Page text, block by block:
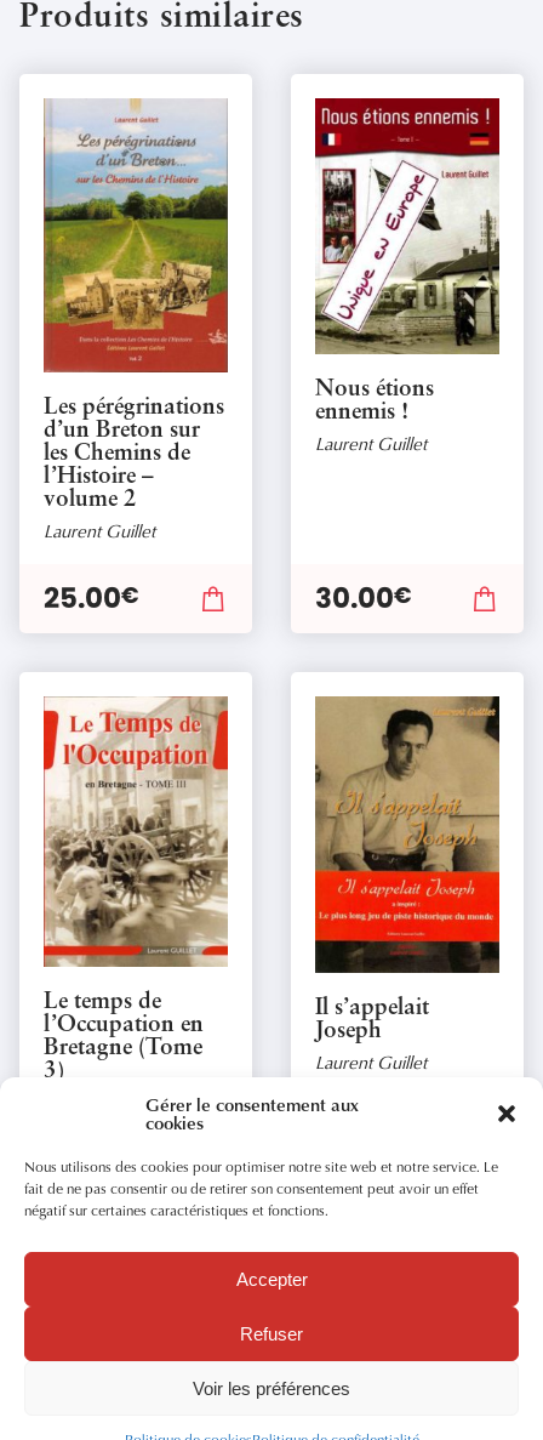
Gérer le consentement aux
cookies
Nous utilisons des cookies pour optimiser notre site web et notre service. Le
fait de ne pas consentir ou de retirer son consentement peut avoir un effet
négatif sur certaines caractéristiques et fonctions.
Accepter
Refuser
Voir les préférences
Produits similaires
Les pérégrinations
d’un Breton sur
les Chemins de
l’Histoire –
volume 2
Laurent Guillet
25.00€
Nous étions
ennemis !
Laurent Guillet
30.00€
Le temps de
l’Occupation en
Bretagne (Tome
3)
Laurent Guillet
25.00€
Il s’appelait
Joseph
Laurent Guillet
26.00€
POLITIQUE DE CONFIDENTIALITÉ
POLITIQUE DE COOKIES (UE)
MENTIONS LÉGALES